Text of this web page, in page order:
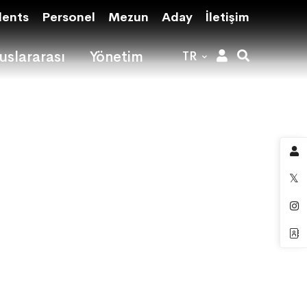
Personel Mezun Aday İletişim
Yönetim TR